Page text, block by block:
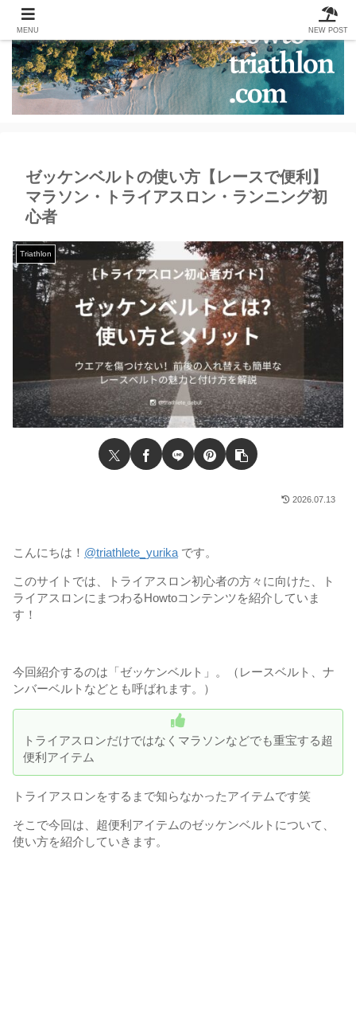
ゼッケンベルトの使い方【レースで便利】
マラソン・トライアスロン・ランニング初
心者
Triathlon
2026.07.13
こんにちは！ @triathlete_yurikaです。
このサイトでは、トライアスロン初心者の方々に向けた、ト
ライアスロンにまつわるHowtoコンテンツを紹介していま
す！
今回紹介するのは「ゼッケンベルト」。（レースベルト、ナ
ンバーベルトなどとも呼ばれます。）
トライアスロンだけではなくマラソンなどでも重宝する超
便利アイテム
トライアスロンをするまで知らなかったアイテムです笑
そこで今回は、超便利アイテムのゼッケンベルトについて、
使い方を紹介していきます。
MENU NEW POST